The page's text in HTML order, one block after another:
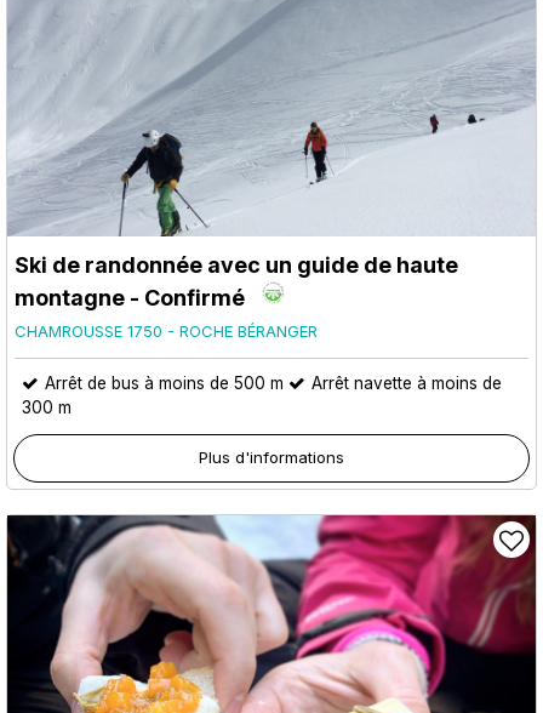
Ski de randonnée avec un guide de haute
montagne - Confirmé
CHAMROUSSE 1750 - ROCHE BÉRANGER
Arrêt de bus à moins de 500 m
Arrêt navette à moins de
300 m
Plus d'informations